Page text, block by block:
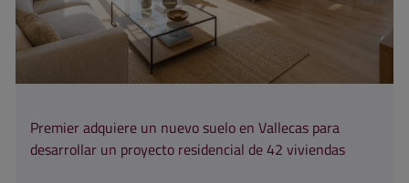
Premier adquiere un nuevo suelo en Vallecas para
desarrollar un proyecto residencial de 42 viviendas